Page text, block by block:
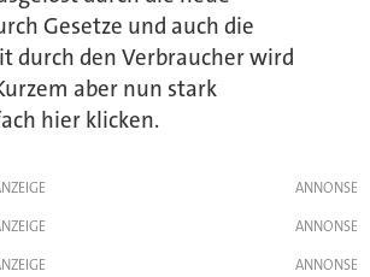
Gesetze und auch die
durch den Verbraucher wird
aber nun stark
hier klicken.